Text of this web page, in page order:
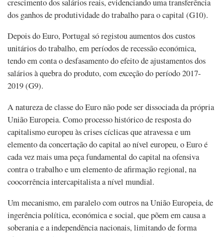
crescimento dos salários reais, evidenciando uma transferência
dos ganhos de produtividade do trabalho para o capital (G10).
Depois do Euro, Portugal só registou aumentos dos custos
unitários do trabalho, em períodos de recessão económica,
tendo em conta o desfasamento do efeito de ajustamentos dos
salários à quebra do produto, com exceção do período 2017-
2019 (G9).
A natureza de classe do Euro não pode ser dissociada da própria
União Europeia. Como processo histórico de resposta do
capitalismo europeu às crises cíclicas que atravessa e um
elemento da concertação do capital ao nível europeu, o Euro é
cada vez mais uma peça fundamental do capital na ofensiva
contra o trabalho e um elemento de afirmação regional, na
coocorrência intercapitalista a nível mundial.
Um mecanismo, em paralelo com outros na União Europeia, de
ingerência política, económica e social, que põem em causa a
soberania e a independência nacionais, limitando de forma